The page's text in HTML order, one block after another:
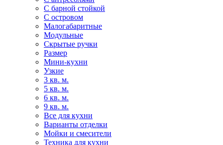
С барной стойкой
С островом
Малогабаритные
Модульные
Скрытые ручки
Размер
Мини-кухни
Узкие
3 кв. м.
5 кв. м.
6 кв. м.
9 кв. м.
Все для кухни
Варианты отделки
Мойки и смесители
Техника для кухни